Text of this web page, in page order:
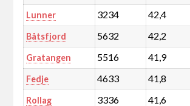
Lunner 3234 42,4
Båtsfjord 5632 42,2
Gratangen 5516 41,9
Fedje 4633 41,8
Rollag 3336 41,6